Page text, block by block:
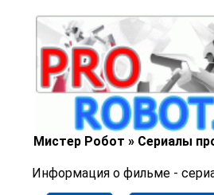
Мистер Робот » Сериалы
Информация о фильме -